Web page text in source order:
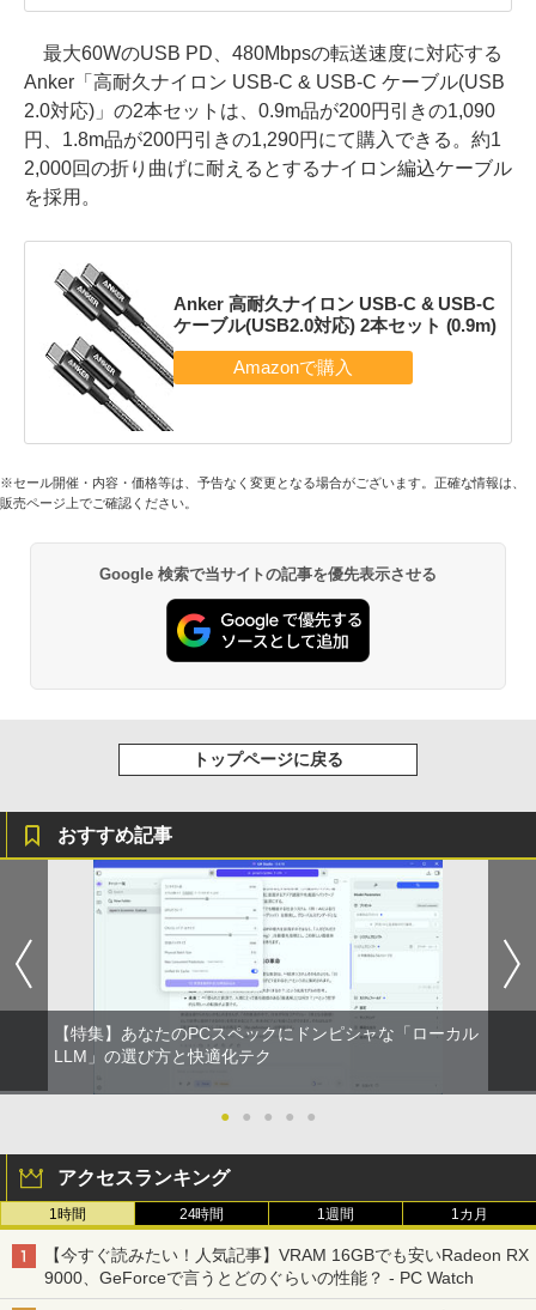
最大60WのUSB PD、480Mbpsの転送速度に対応する
Anker「高耐久ナイロン USB-C & USB-C ケーブル(USB
2.0対応)」の2本セットは、0.9m品が200円引きの1,090
円、1.8m品が200円引きの1,290円にて購入できる。約1
2,000回の折り曲げに耐えるとするナイロン編込ケーブル
を採用。
Anker 高耐久ナイロン USB-C & USB-C
ケーブル(USB2.0対応) 2本セット (0.9m)
※セール開催・内容・価格等は、予告なく変更となる場合がございます。正確な情報は、
販売ページ上でご確認ください。
Google 検索で当サイトの記事を優先表示させる
トップページに戻る
おすすめ記事
【特集】あなたのPCスペックにドンピシャな「ローカル
LLM」の選び方と快適化テク
● ● ● ● ●
アクセスランキング
1時間 24時間 1週間 1カ月
【今すぐ読みたい！人気記事】VRAM 16GBでも安いRadeon RX
9000、GeForceで言うとどのぐらいの性能？ - PC Watch